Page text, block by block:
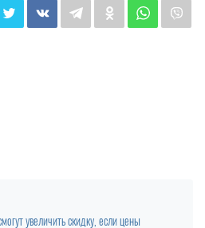
увеличить скидку, если цены